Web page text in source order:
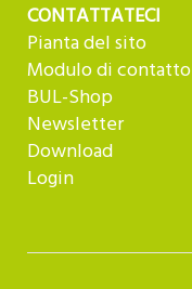
CONTATTATECI
Pianta del sito
Modulo di contatto
BUL-Shop
Newsletter
Download
Login